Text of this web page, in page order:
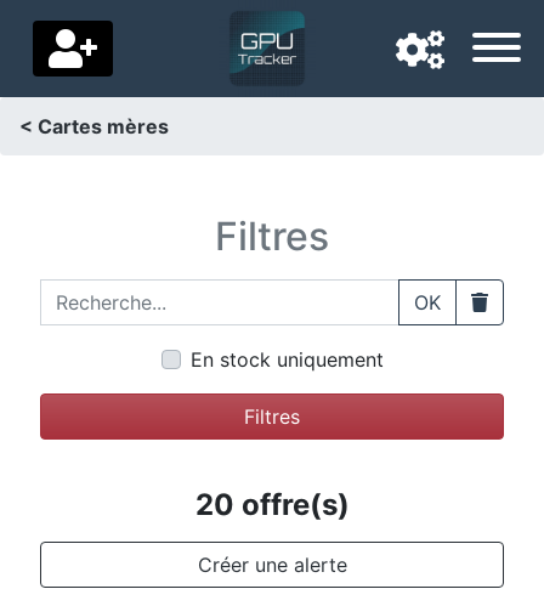
Accueil
Baisses de prix
Paramètres
Soutenez-nous
Conditions
< Cartes mères
Filtres
Recherche... OK Clear
En stock uniquement
Filtres
20 offre(s)
Créer une alerte